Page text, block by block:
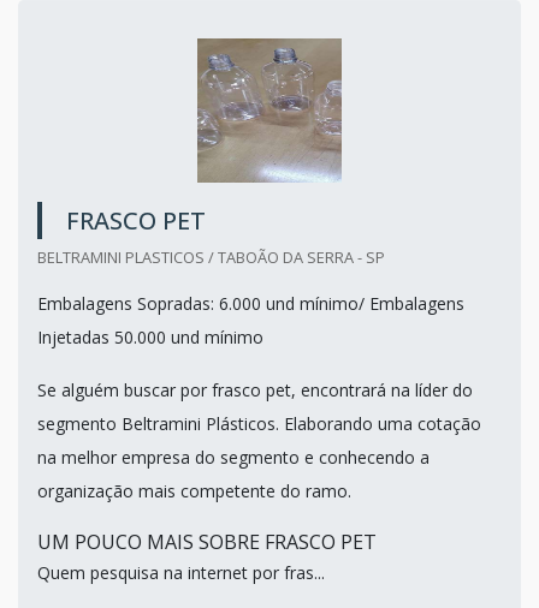
FRASCO PET
BELTRAMINI PLASTICOS / TABOÃO DA SERRA - SP
Embalagens Sopradas: 6.000 und mínimo/ Embalagens
Injetadas 50.000 und mínimo
Se alguém buscar por frasco pet, encontrará na líder do
segmento Beltramini Plásticos. Elaborando uma cotação
na melhor empresa do segmento e conhecendo a
organização mais competente do ramo.
UM POUCO MAIS SOBRE FRASCO PET
Quem pesquisa na internet por fras...